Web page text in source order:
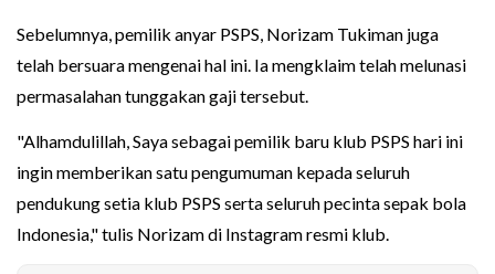
Sebelumnya, pemilik anyar PSPS, Norizam Tukiman juga
telah bersuara mengenai hal ini. Ia mengklaim telah melunasi
permasalahan tunggakan gaji tersebut.
"Alhamdulillah, Saya sebagai pemilik baru klub PSPS hari ini
ingin memberikan satu pengumuman kepada seluruh
pendukung setia klub PSPS serta seluruh pecinta sepak bola
Indonesia," tulis Norizam di Instagram resmi klub.